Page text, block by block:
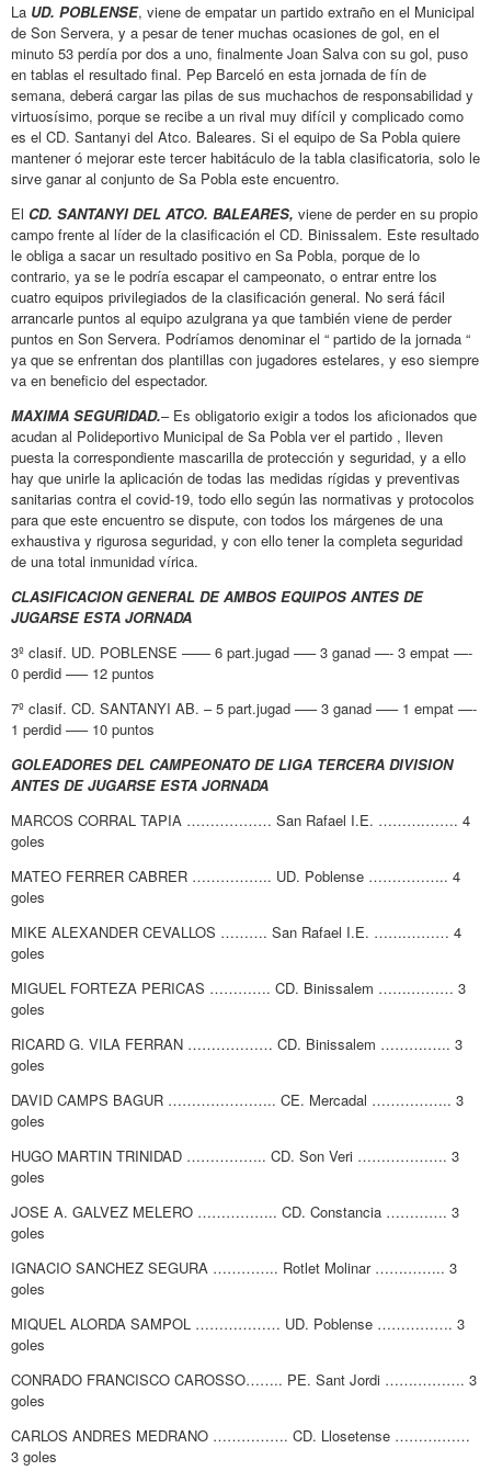
La UD. POBLENSE, viene de empatar un partido extraño en el Municipal
de Son Servera, y a pesar de tener muchas ocasiones de gol, en el
minuto 53 perdía por dos a uno, finalmente Joan Salva con su gol, puso
en tablas el resultado final. Pep Barceló en esta jornada de fín de
semana, deberá cargar las pilas de sus muchachos de responsabilidad y
virtuosísimo, porque se recibe a un rival muy difícil y complicado como
es el CD. Santanyi del Atco. Baleares. Si el equipo de Sa Pobla quiere
mantener ó mejorar este tercer habitáculo de la tabla clasificatoria, solo le
sirve ganar al conjunto de Sa Pobla este encuentro.
El CD. SANTANYI DEL ATCO. BALEARES, viene de perder en su propio
campo frente al líder de la clasificación el CD. Binissalem. Este resultado
le obliga a sacar un resultado positivo en Sa Pobla, porque de lo
contrario, ya se le podría escapar el campeonato, o entrar entre los
cuatro equipos privilegiados de la clasificación general. No será fácil
arrancarle puntos al equipo azulgrana ya que también viene de perder
puntos en Son Servera. Podríamos denominar el “ partido de la jornada “
ya que se enfrentan dos plantillas con jugadores estelares, y eso siempre
va en beneficio del espectador.
MAXIMA SEGURIDAD.– Es obligatorio exigir a todos los aficionados que
acudan al Polideportivo Municipal de Sa Pobla ver el partido , lleven
puesta la correspondiente mascarilla de protección y seguridad, y a ello
hay que unirle la aplicación de todas las medidas rígidas y preventivas
sanitarias contra el covid-19, todo ello según las normativas y protocolos
para que este encuentro se dispute, con todos los márgenes de una
exhaustiva y rigurosa seguridad, y con ello tener la completa seguridad
de una total inmunidad vírica.
CLASIFICACION GENERAL DE AMBOS EQUIPOS ANTES DE
JUGARSE ESTA JORNADA
3º clasif. UD. POBLENSE —— 6 part.jugad —– 3 ganad —- 3 empat —-
0 perdid —– 12 puntos
7º clasif. CD. SANTANYI AB. – 5 part.jugad —– 3 ganad —– 1 empat —-
1 perdid —– 10 puntos
GOLEADORES DEL CAMPEONATO DE LIGA TERCERA DIVISION
ANTES DE JUGARSE ESTA JORNADA
MARCOS CORRAL TAPIA ……………… San Rafael I.E. ……….……. 4
goles
MATEO FERRER CABRER …………….. UD. Poblense …………….. 4
goles
MIKE ALEXANDER CEVALLOS ………. San Rafael I.E. …….……… 4
goles
MIGUEL FORTEZA PERICAS …………. CD. Binissalem …….……… 3
goles
RICARD G. VILA FERRAN ……………… CD. Binissalem ……….….. 3
goles
DAVID CAMPS BAGUR ………………….. CE. Mercadal …………….. 3
goles
HUGO MARTIN TRINIDAD …………….. CD. Son Veri ………………. 3
goles
JOSE A. GALVEZ MELERO …………….. CD. Constancia …………. 3
goles
IGNACIO SANCHEZ SEGURA ………….. Rotlet Molinar …….…….. 3
goles
MIQUEL ALORDA SAMPOL ……………… UD. Poblense ……………. 3
goles
CONRADO FRANCISCO CAROSSO…….. PE. Sant Jordi …….………. 3
goles
CARLOS ANDRES MEDRANO ……………. CD. Llosetense ……….……
3 goles